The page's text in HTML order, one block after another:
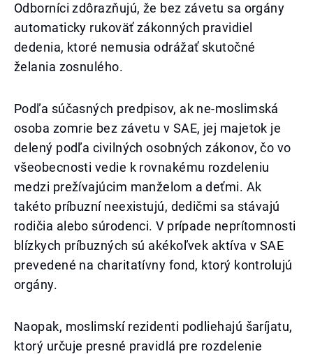
Odborníci zdôrazňujú, že bez závetu sa orgány
automaticky rukoväť zákonných pravidiel
dedenia, ktoré nemusia odrážať skutočné
želania zosnulého.
Podľa súčasných predpisov, ak ne-moslimská
osoba zomrie bez závetu v SAE, jej majetok je
delený podľa civilných osobných zákonov, čo vo
všeobecnosti vedie k rovnakému rozdeleniu
medzi prežívajúcim manželom a deťmi. Ak
takéto príbuzní neexistujú, dedičmi sa stávajú
rodičia alebo súrodenci. V prípade neprítomnosti
blízkych príbuzných sú akékoľvek aktíva v SAE
prevedené na charitatívny fond, ktorý kontrolujú
orgány.
Naopak, moslimskí rezidenti podliehajú šaríjatu,
ktorý určuje presné pravidlá pre rozdelenie